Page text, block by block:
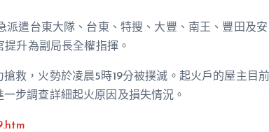
派遣台東大隊、台東、特搜、大豐、南王、豐田及安
升為副局長全權指揮。
救，火勢於凌晨5時19分被撲滅。起火戶的屋主目前
步調查詳細起火原因及損失情況。